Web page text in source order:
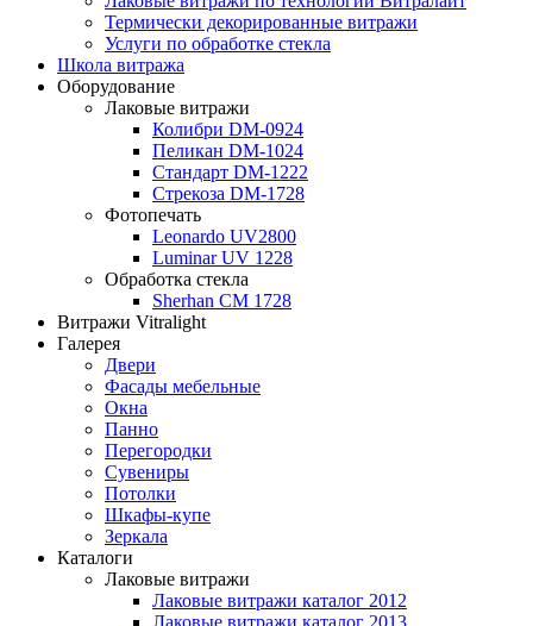
Термически декорированные витражи
Услуги по обработке стекла
Школа витража
Оборудование
Лаковые витражи
Колибри DM-0924
Пеликан DM-1024
Стандарт DM-1222
Стрекоза DM-1728
Фотопечать
Leonardo UV2800
Luminar UV 1228
Обработка стекла
Sherhan CM 1728
Витражи Vitralight
Галерея
Двери
Фасады мебельные
Окна
Панно
Перегородки
Сувениры
Потолки
Шкафы-купе
Зеркала
Каталоги
Лаковые витражи
Лаковые витражи каталог 2012